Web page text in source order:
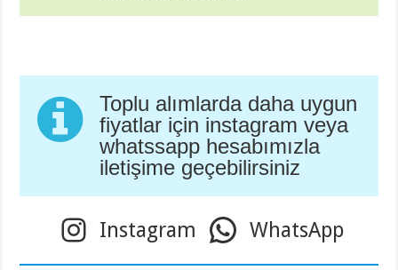
Toplu alımlarda daha uygun
fiyatlar için instagram veya
whatssapp hesabımızla
iletişime geçebilirsiniz
Instagram WhatsApp